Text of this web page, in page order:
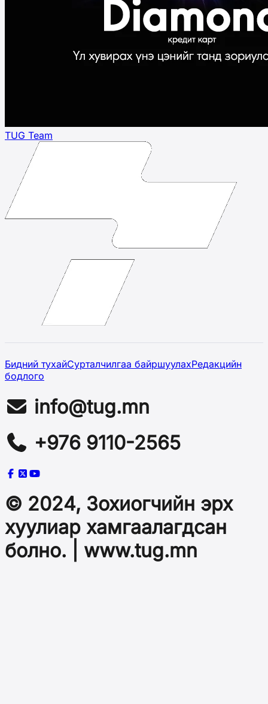
TUG Team
Бидний тухайСурталчилгаа байршуулахРедакцийн
бодлого
info@tug.mn
+976 9110-2565
© 2024, Зохиогчийн эрх
хуулиар хамгаалагдсан
болно. | www.tug.mn